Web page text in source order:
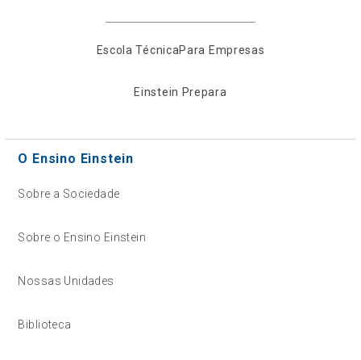
Escola TécnicaPara Empresas
Einstein Prepara
O Ensino Einstein
Sobre a Sociedade
Sobre o Ensino Einstein
Nossas Unidades
Biblioteca